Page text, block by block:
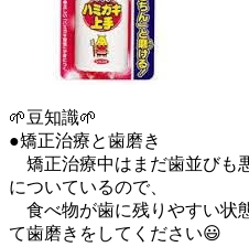
🌱豆知識🌱
●矯正治療と歯磨き
矯正治療中はまだ歯並びも
についているので、
食べ物が歯に残りやすい状
て歯磨きをしてください😃